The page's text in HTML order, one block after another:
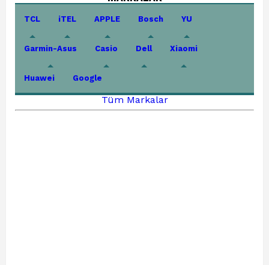
TCL iTEL APPLE Bosch YU
Garmin-Asus Casio Dell Xiaomi
Huawei Google
Tüm Markalar